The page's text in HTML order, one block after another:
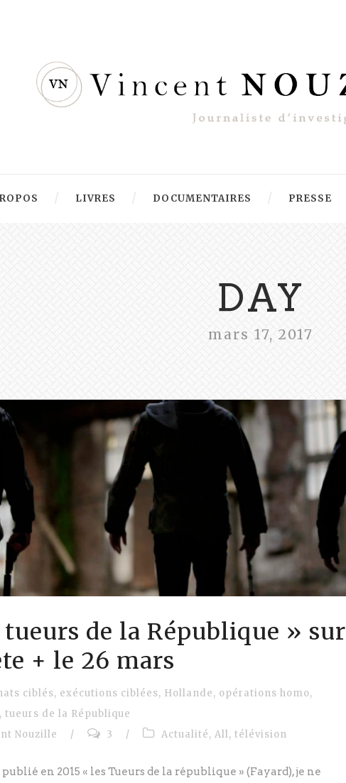
LIVRES DOCUMENTAIRES PRESSE
DAY
mars 17, 2017
tueurs de la République » sur
+ le 26 mars
ciblés, exécutions ciblées, Hollande, opérations homo,
, tueurs de la République
Nouzille / 3 / Actualité, All, télévision
publié en 2015 « les Tueurs de la république » (Fayard), je ne